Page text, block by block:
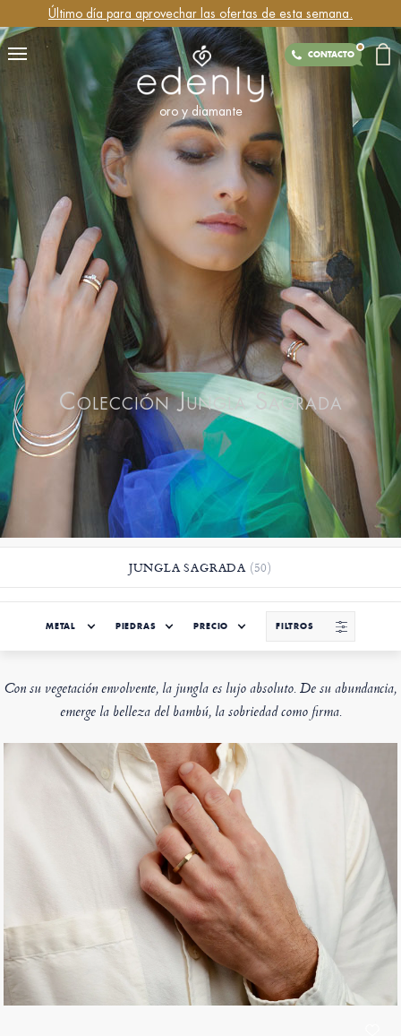
Último día para aprovechar las ofertas de esta semana.
CONTACTO
oro y diamante
Colección Jungla Sagrada
JUNGLA SAGRADA (50)
METAL PIEDRAS PRECIO FILTROS
Con su vegetación envolvente, la jungla es lujo absoluto. De su abundancia,
emerge la belleza del bambú, la sobriedad como firma.